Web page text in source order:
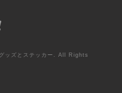
ッズとステッカー. All Rights